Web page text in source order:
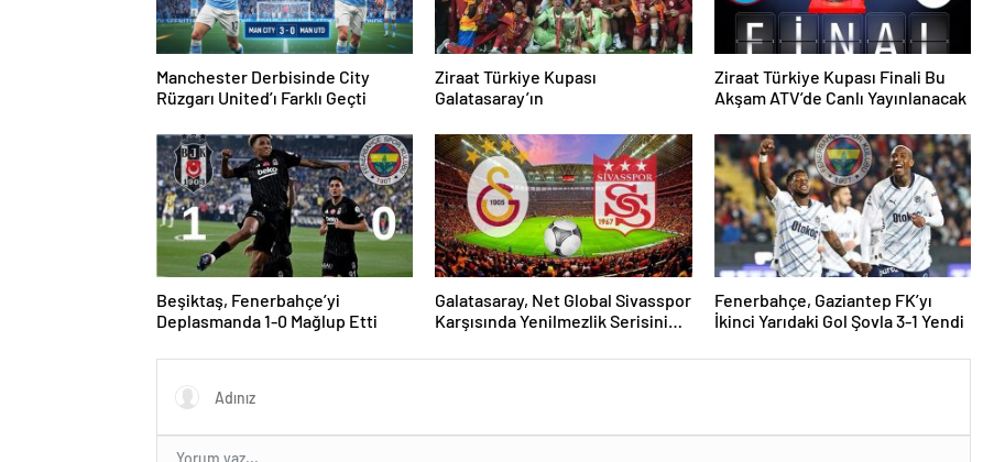
Manchester Derbisinde City
Rüzgarı United’ı Farklı Geçti
Ziraat Türkiye Kupası
Galatasaray’ın
Ziraat Türkiye Kupası Finali Bu
Akşam ATV’de Canlı Yayınlanacak
Beşiktaş, Fenerbahçe’yi
Deplasmanda 1-0 Mağlup Etti
Galatasaray, Net Global Sivasspor
Karşısında Yenilmezlik Serisini
Fenerbahçe, Gaziantep FK’yı
İkinci Yarıdaki Gol Şovla 3-1 Yendi